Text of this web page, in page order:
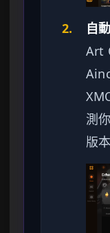
2. 自
Art
測
版